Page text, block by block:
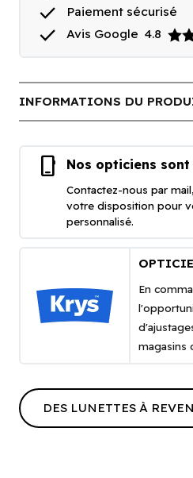
done Paiement sécurisé
done Avis Google4.8
INFORMATIONS DU
phone_iphone Nos opticiens
Contactez-nous par
votre disposition pour
personnalisé.
En
magasins
DES LUNETTES À